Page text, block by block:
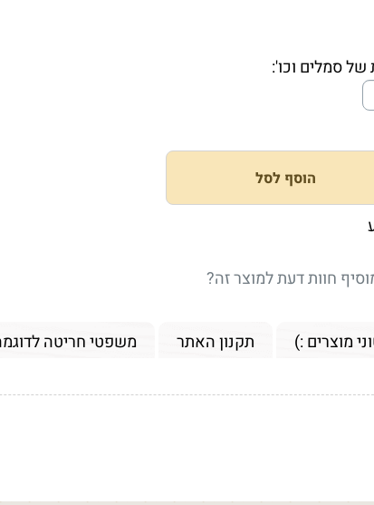
של סמלים וכו':
הוסף לסל
חוות דעת למוצר זה?
מוצרים :) תקנון האתר
משפטי חריטה